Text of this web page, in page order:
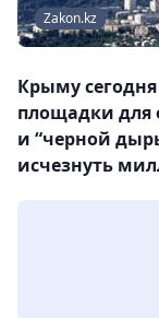
Zakon.kz
Крыму
площадки для
и “черной
исчезнуть